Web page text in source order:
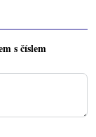
s číslem